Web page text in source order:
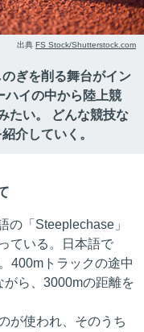
出典 FS Stock/Shutterstock.com
ぎを削る舞台がイン
ハイの中から陸上競
たい。 どんな競技な
介していく。
の「Steeplechase」
ている。日本語で
400mトラックの途中
ら、3000mの距離を
が使われ、そのうち